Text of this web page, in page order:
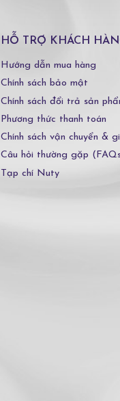
HỖ TRỢ KHÁCH
Hướng dẫn mua hàng
Chính sách bảo mật
Chính sách đổi trả sản
Phương thức thanh toán
Chính sách vận chuyển &
Câu hỏi thường gặp
Tạp chí Nuty